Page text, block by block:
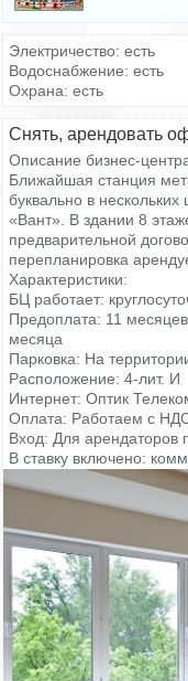
Электричество: есть
Водоснабжение: есть
Охрана: есть
Снять, арендовать
Описание бизнес-
Ближайшая станция
буквально в
«Вант». В здании 8
предварительной
перепланировка
Характеристики:
БЦ работает:
Предоплата: 11
месяца
Парковка: На
Расположение: 4-лит. И
Интернет: Оптик
Оплата: Работаем с
Вход: Для арендаторов
В ставку включено:
электроэнергию; уборка
Помещение: светлое
Для организации
консультации по
услуги абсолютно
Договор аренды вы
скрытых комиссий и
Обратите внимание, на
отделки офиса.